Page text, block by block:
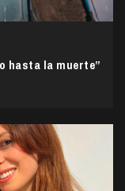
hasta la muerte”